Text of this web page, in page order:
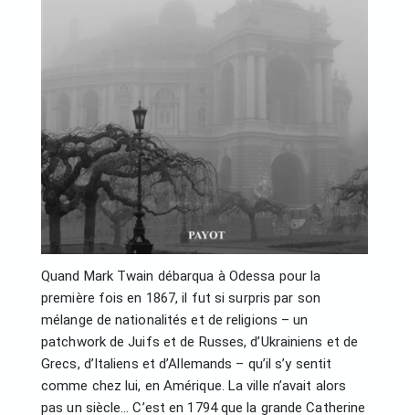
Quand Mark Twain débarqua à Odessa pour la
première fois en 1867, il fut si surpris par son
mélange de nationalités et de religions – un
patchwork de Juifs et de Russes, d’Ukrainiens et de
Grecs, d’Italiens et d’Allemands – qu’il s’y sentit
comme chez lui, en Amérique. La ville n’avait alors
pas un siècle… C’est en 1794 que la grande Catherine